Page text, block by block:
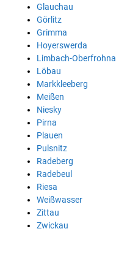
Glauchau
Görlitz
Grimma
Hoyerswerda
Limbach-Oberfrohna
Löbau
Markkleeberg
Meißen
Niesky
Pirna
Plauen
Pulsnitz
Radeberg
Radebeul
Riesa
Weißwasser
Zittau
Zwickau